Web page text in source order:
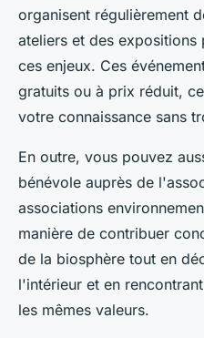
organisent régulièrement
ateliers et des
ces enjeux. Ces
gratuits ou à prix réduit,
votre connaissance sans
En outre, vous pouvez
bénévole auprès de
associations
manière de contribuer
de la biosphère tout en
l'intérieur et en
les mêmes valeurs.